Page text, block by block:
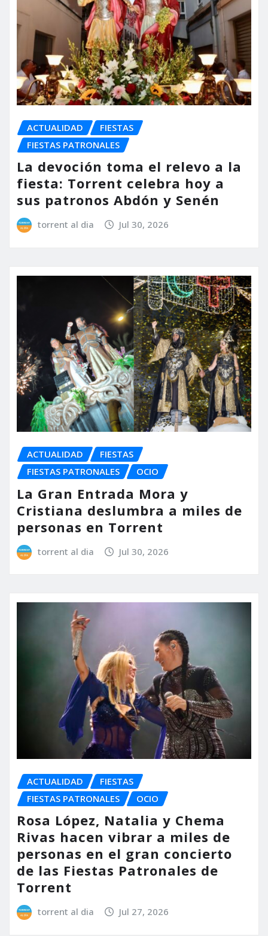
ACTUALIDAD
FIESTAS
FIESTAS PATRONALES
La devoción toma el relevo a la
fiesta: Torrent celebra hoy a
sus patronos Abdón y Senén
torrent al dia Jul 30, 2026
ACTUALIDAD
FIESTAS
FIESTAS PATRONALES
OCIO
La Gran Entrada Mora y
Cristiana deslumbra a miles de
personas en Torrent
torrent al dia Jul 30, 2026
ACTUALIDAD
FIESTAS
FIESTAS PATRONALES
OCIO
Rosa López, Natalia y Chema
Rivas hacen vibrar a miles de
personas en el gran concierto
de las Fiestas Patronales de
Torrent
torrent al dia Jul 27, 2026